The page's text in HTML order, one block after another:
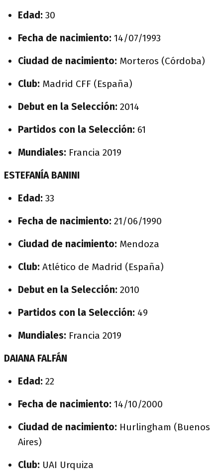
Edad: 30
Fecha de nacimiento: 14/07/1993
Ciudad de nacimiento: Morteros (Córdoba)
Club: Madrid CFF (España)
Debut en la Selección: 2014
Partidos con la Selección: 61
Mundiales: Francia 2019
ESTEFANÍA BANINI
Edad: 33
Fecha de nacimiento: 21/06/1990
Ciudad de nacimiento: Mendoza
Club: Atlético de Madrid (España)
Debut en la Selección: 2010
Partidos con la Selección: 49
Mundiales: Francia 2019
DAIANA FALFÁN
Edad: 22
Fecha de nacimiento: 14/10/2000
Ciudad de nacimiento: Hurlingham (Buenos
Aires)
Club: UAI Urquiza